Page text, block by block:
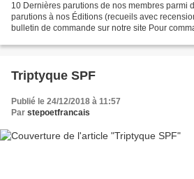
10 Dernières parutions de nos membres parmi
parutions à nos Éditions (recueils avec
bulletin de commande sur notre site Pour
Triptyque SPF
Publié le 24/12/2018 à 11:57
Par stepoetfrancais